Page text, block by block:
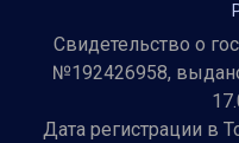
Свидетельство о
№192426958,
Дата регистрации в